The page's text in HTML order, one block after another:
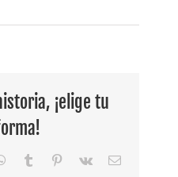
¡elige tu
WhatsApp
Tumblr Pinterest
Vk Email